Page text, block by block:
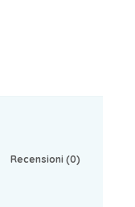
Recensioni (0)